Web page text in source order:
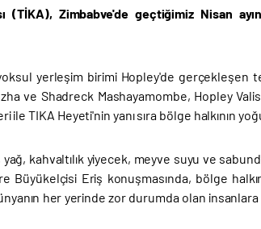
(TİKA), Zimbabve'de geçtiğimiz Nisan
yerleşim birimi Hopley'de gerçekleşen
ve Shadreck Mashayamombe, Hopley
TIKA Heyeti'nin yanı sıra bölge halkının
kahvaltılık yiyecek, meyve suyu ve
Büyükelçisi Eriş konuşmasında, bölge
her yerinde zor durumda olan